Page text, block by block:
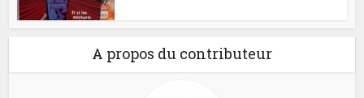
A propos du contributeur